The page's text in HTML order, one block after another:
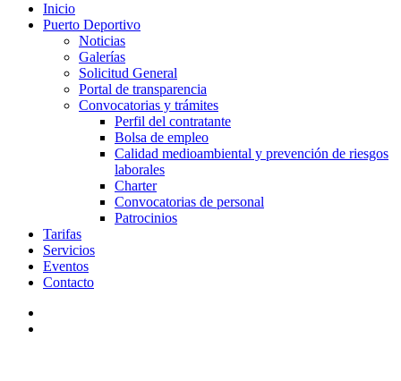
Inicio
Puerto Deportivo
Noticias
Galerías
Solicitud General
Portal de transparencia
Convocatorias y trámites
Perfil del contratante
Bolsa de empleo
Calidad medioambiental y prevención de riesgos
laborales
Charter
Convocatorias de personal
Patrocinios
Tarifas
Servicios
Eventos
Contacto